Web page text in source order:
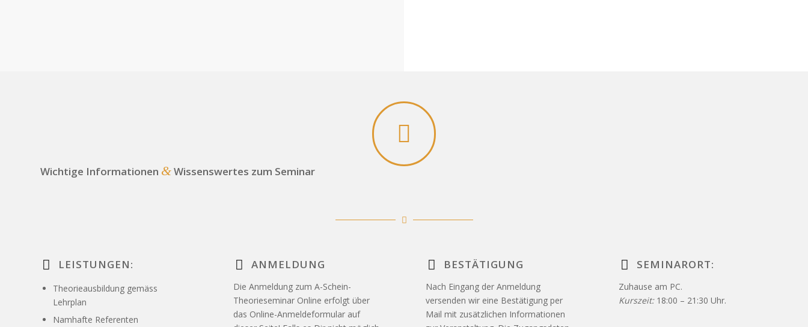
Wichtige Informationen &Wissenswertes zum Seminar
LEISTUNGEN:
Theorieausbildung gemäss
Lehrplan
Namhafte Referenten
ANMELDUNG
Die Anmeldung zum A-Schein-
Theorieseminar Online erfolgt über
das Online-Anmeldeformular auf
BESTÄTIGUNG
Nach Eingang der Anmeldung
versenden wir eine Bestätigung per
Mail mit zusätzlichen Informationen
SEMINARORT:
Zuhause am PC.
Kurszeit:18:00 – 21:30 Uhr.